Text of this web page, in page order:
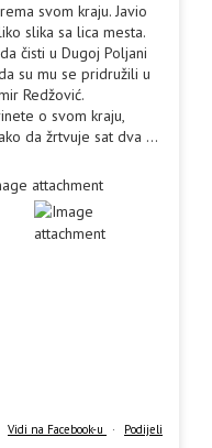
svom kraju. Javio
slika sa lica mesta.
čisti u Dugoj Poljani
su mu se pridružili u
Redžović.
o svom kraju,
da žrtvuje sat dva ...
Vidi na Facebook-u · Podijeli